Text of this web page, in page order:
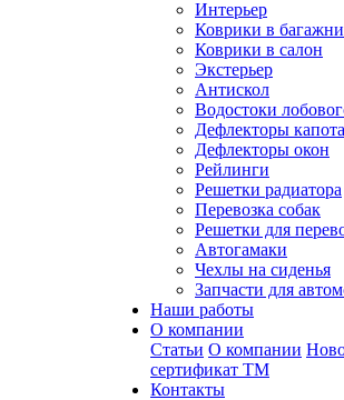
Интерьер
Коврики в
Коврики в салон
Экстерьер
Антискол
Водостоки
Дефлекторы капота
Дефлекторы окон
Рейлинги
Решетки радиатора
Перевозка собак
Решетки для
Автогамаки
Чехлы на сиденья
Запчасти для
Наши работы
О компании
Статьи О компании
сертификат ТМ
Контакты